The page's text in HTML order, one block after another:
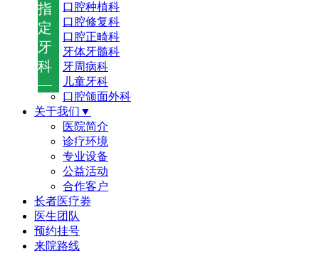
指
定
牙
科
—
口腔种植科
口腔修复科
口腔正畸科
牙体牙髓科
牙周病科
儿童牙科
口腔颌面外科
关于我们▼
医院简介
诊疗环境
专业设备
公益活动
合作客户
长者医疗劵
医生团队
预约挂号
来院路线